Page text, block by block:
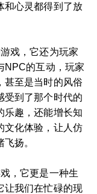
和心灵都得到了放
戏，它还为玩家
NPC的互动，玩家
甚至是当时的风俗
受到了那个时代的
乐趣，还能增长知
文化体验，让人仿
扬。
，它更是一种生
让我们在忙碌的现